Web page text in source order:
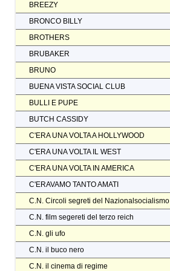
BREEZY
BRONCO BILLY
BROTHERS
BRUBAKER
BRUNO
BUENA VISTA SOCIAL CLUB
BULLI E PUPE
BUTCH CASSIDY
C'ERA UNA VOLTA A HOLLYWOOD
C'ERA UNA VOLTA IL WEST
C'ERA UNA VOLTA IN AMERICA
C'ERAVAMO TANTO AMATI
C.N. Circoli segreti del Nazionalsocialismo
C.N. film segereti del terzo reich
C.N. gli ufo
C.N. il buco nero
C.N. il cinema di regime